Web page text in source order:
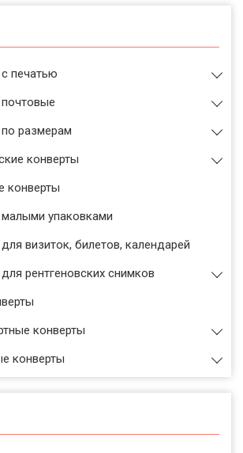
печатью
размерам
конверты
конверты
упаковками
визиток, билетов, календарей
рентгеновских снимков
конверты
конверты